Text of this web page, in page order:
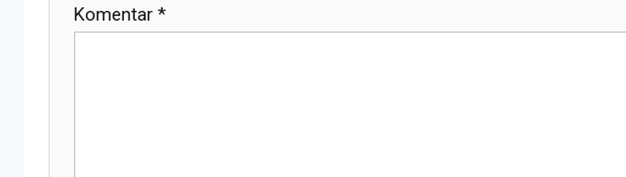
Komentar *